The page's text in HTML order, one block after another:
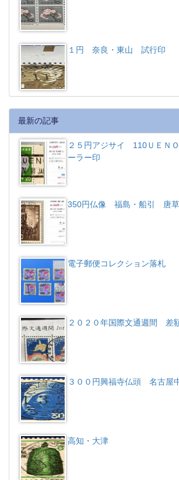
１円 奈良・東山 試行印
最新の記事
２５円アジサイ 110ＵＥＮ
ーラー印
350円仏像 福島・船引 唐
電子郵便コレクション落札
２０２０年国際文通週間 差
３００円興福寺仏頭 名古屋
高知・大津